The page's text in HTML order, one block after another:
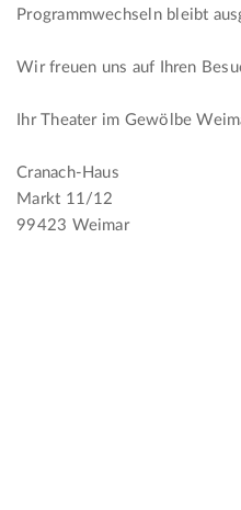
Programmwechseln bleibt
Wir freuen uns auf Ihren
Ihr Theater im Gewölbe
Cranach-Haus
Markt 11/12
99423 Weimar